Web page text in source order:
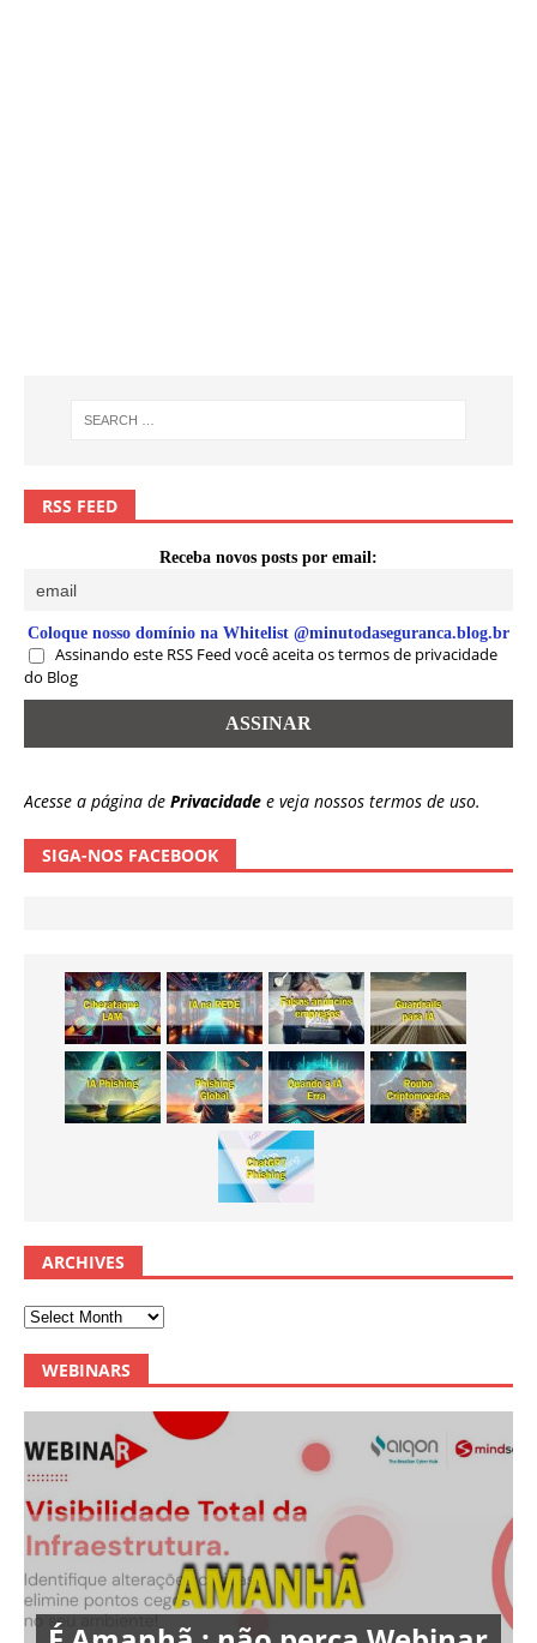
RSS FEED
Receba novos posts por email:
Coloque nosso domínio na Whitelist @minutodaseguranca.blog.br
Assinando este RSS Feed você aceita os termos de privacidade
do Blog
Acesse a página de Privacidade e veja nossos termos de uso.
SIGA-NOS FACEBOOK
ARCHIVES
WEBINARS